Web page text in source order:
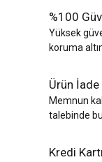
%100
Yüksek
koruma
Ürün
Memnun
talebinde
Kredi